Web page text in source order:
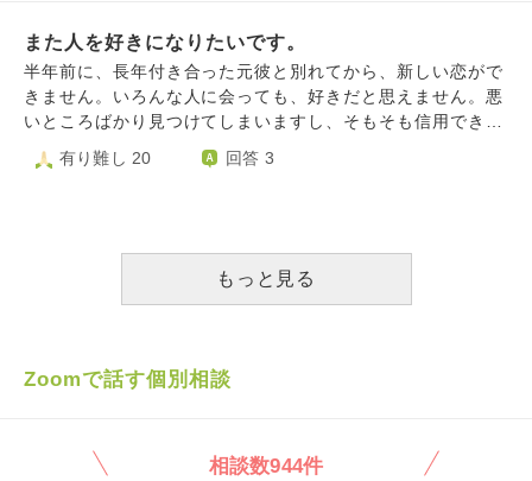
た。 これまで出会った独身男性で付き合いたいなと思って
いた人はいましたが、 •わたしのことを「メンヘラのクソ女
でマジウケる(笑)」とSNSで嘲笑っていた人 •ネット上で友
達に「死んで」「殺すよ」「1回と言わず3回死んで(^^)」と
下」と飲み会の席で笑っていた人 と、後々に幻滅する人ば
んなことをしなくていいのにと、焦りを感じています。 わ
イミングとも言われますが、わたしにはそのチャンスはいつ
らいいか、ご教示いただけますでしょうか？どうぞよろしく
味の読書や買い物に時間を費やしたいのですが、このままだ
とどんどん女性的な魅力が減ってしまうのではないかと不安
です。 やはり男性と沢山会っておくべきでしょうか？それ
とも、自身の内的なことにだけ集中すべきでしょうか？ 曖
また人を好きになりたいです。
半年前に、長年付き合った元彼と別れてから、新しい恋がで
きません。いろんな人に会っても、好きだと思えません。悪
いところばかり見つけてしまいますし、そもそも信用でき
ず、好きとかそういう判断の前に、生理的に無理だと思って
しまい、信用できて好きだと思えるほどの長期間関わること
んなと会えて嬉しいのに、人生の段階が違いすぎて辛くな
すごいなと思います。もっと頑張って、元彼となんとか結婚
しておけばよかったとも思ってしまいます。 周りの仲のい
期を逃した、失敗で、人間として出来損ないだとばかり考え
有り難し 20 回答 3
もっと見る
Zoomで話す個別相談
相談数944件